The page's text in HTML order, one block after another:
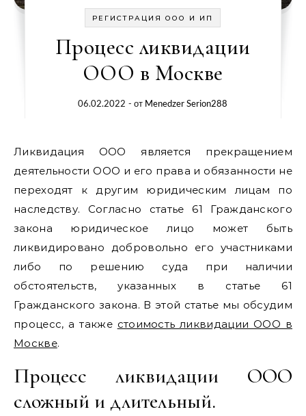
РЕГИСТРАЦИЯ ООО И ИП
Процесс ликвидации
ООО в Москве
06.02.2022 - от Menedzer Serion288
Ликвидация ООО является прекращением
деятельности ООО и его права и обязанности не
переходят к другим юридическим лицам по
наследству. Согласно статье 61 Гражданского
закона юридическое лицо может быть
ликвидировано добровольно его участниками
либо по решению суда при наличии
обстоятельств, указанных в статье 61
Гражданского закона. В этой статье мы обсудим
процесс, а также стоимость ликвидации ООО в
Москве.
Процесс ликвидации ООО
сложный и длительный.